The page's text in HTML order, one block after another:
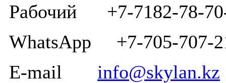
Рабочий +7-7182-78-
WhatsApp +7-705-707-
E-mail info@skylan.kz